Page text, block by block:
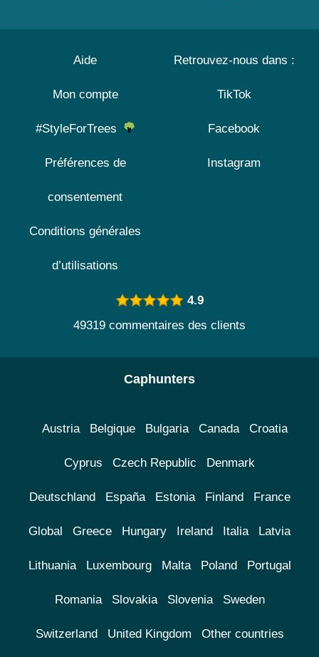
Aide
Mon compte
#StyleForTrees
Préférences de
consentement
Conditions générales
d’utilisations
Retrouvez-nous dans :
TikTok
Facebook
Instagram
4.9
49319 commentaires des clients
Caphunters
Austria Belgique Bulgaria Canada Croatia
Cyprus Czech Republic Denmark
Deutschland España Estonia Finland France
Global Greece Hungary Ireland Italia Latvia
Lithuania Luxembourg Malta Poland Portugal
Romania Slovakia Slovenia Sweden
Switzerland United Kingdom Other countries